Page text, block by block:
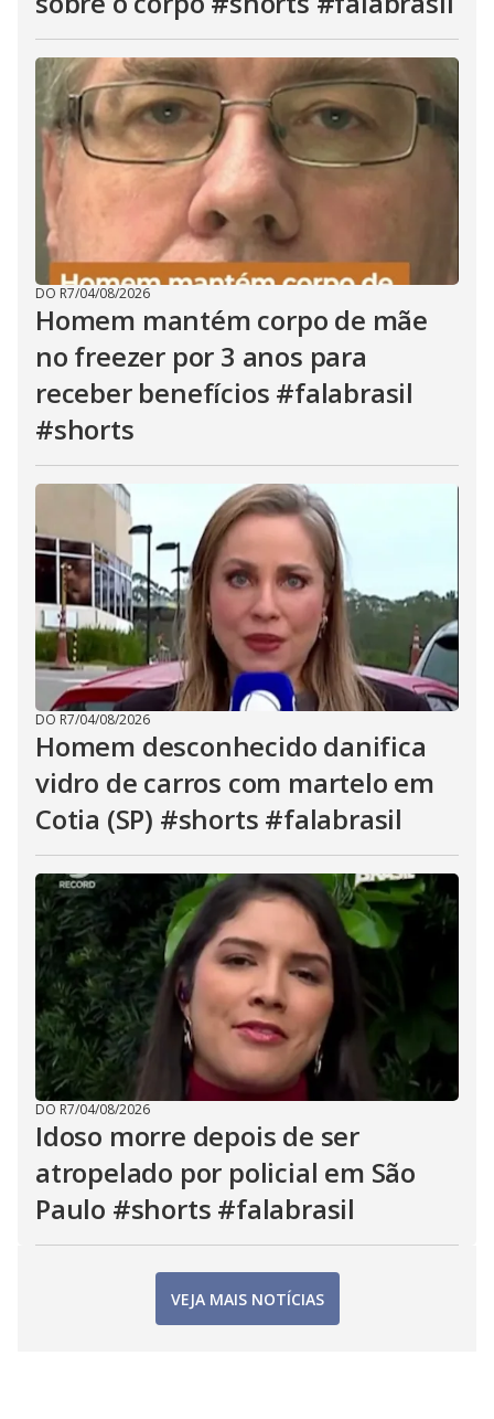
DO R7/04/08/2026
Homem mantém corpo de mãe
no freezer por 3 anos para
receber benefícios #falabrasil
#shorts
DO R7/04/08/2026
Homem desconhecido danifica
vidro de carros com martelo em
Cotia (SP) #shorts #falabrasil
DO R7/04/08/2026
Idoso morre depois de ser
atropelado por policial em São
Paulo #shorts #falabrasil
VEJA MAIS NOTÍCIAS